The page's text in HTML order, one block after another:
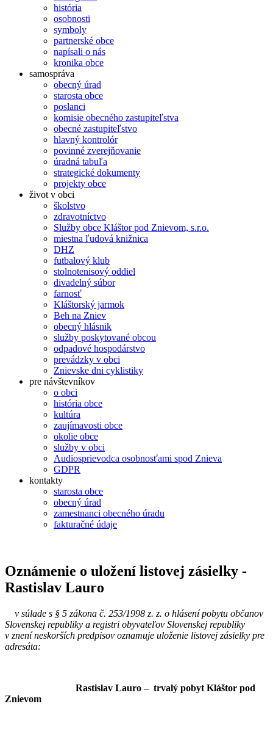
história
osobnosti
symboly
partnerské obce
napísali o nás
kronika obce
samospráva
obecný úrad
starosta obce
poslanci
komisie obecného zastupiteľstva
obecné zastupiteľstvo
hlavný kontrolór
povinné zverejňovanie
úradná tabuľa
strategické dokumenty
projekty obce
život v obci
školstvo
zdravotníctvo
Služby obce Kláštor pod Znievom, s.r.o.
miestna ľudová knižnica
DHZ
futbalový klub
stolnotenisový oddiel
divadelný súbor
farnosť
Kláštorský jarmok
Beh na Zniev
obecný hlásnik
služby poskytované obcou
odpadové hospodárstvo
prevádzky v obci
Znievske dni cyklistiky
pre návštevníkov
o obci
história obce
kultúra
zaujímavosti obce
okolie obce
služby v obci
Audiosprievodca osobnosťami spod Znieva
GDPR
kontakty
starosta obce
obecný úrad
zamestnanci obecného úradu
fakturačné údaje
Oznámenie o uložení listovej zásielky -
Rastislav Lauro
v súlade s § 5 zákona č. 253/1998 z. z. o hlásení pobytu občanov
Slovenskej republiky a registri obyvateľov Slovenskej republiky
v znení neskorších predpisov oznamuje uloženie listovej zásielky pre
adresáta:
Rastislav Lauro – trvalý pobyt Kláštor pod
Znievom